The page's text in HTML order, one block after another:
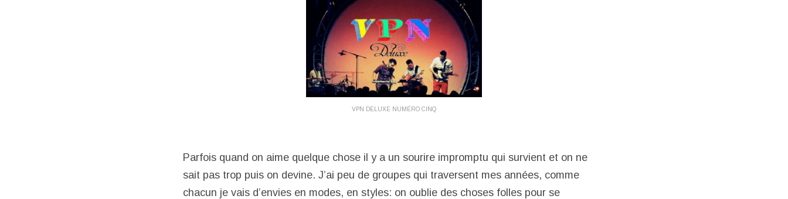
VPN DELUXE NUMÉRO CINQ
Parfois quand on aime quelque chose il y a un sourire impromptu qui survient et on ne
sait pas trop puis on devine. J’ai peu de groupes qui traversent mes années, comme
chacun je vais d’envies en modes, en styles: on oublie des choses folles pour se